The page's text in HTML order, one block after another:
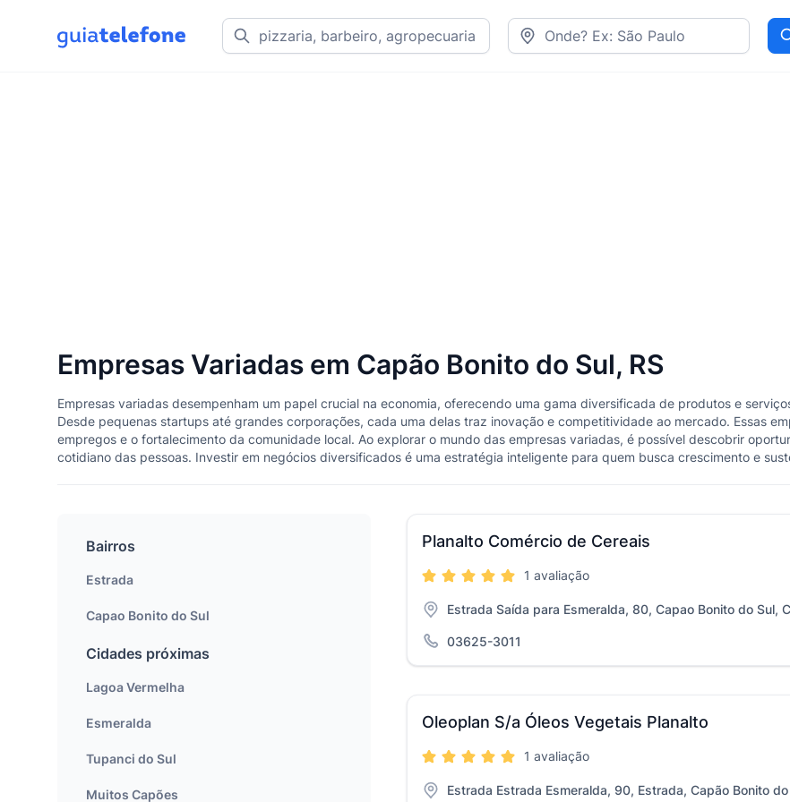
Empresas Variadas em Capão Bonito do Sul, RS
Empresas variadas desempenham um papel crucial na economia, oferecendo uma gama diversificada de produtos e
Desde pequenas startups até grandes corporações, cada uma delas traz inovação e competitividade ao mercado. Essas
empregos e o fortalecimento da comunidade local. Ao explorar o mundo das empresas variadas, é possível descobrir
cotidiano das pessoas. Investir em negócios diversificados é uma estratégia inteligente para quem busca crescimento e
Planalto Comércio de Cereais
1 avaliação
Estrada Saída para Esmeralda, 80, Capao Bonito do Sul,
03625-3011
Oleoplan S/a Óleos Vegetais Planalto
1 avaliação
Estrada Estrada Esmeralda, 90, Estrada, Capão Bonito do
Bairros
Estrada
Capao Bonito do Sul
Cidades próximas
Lagoa Vermelha
Esmeralda
Tupanci do Sul
Muitos Capões